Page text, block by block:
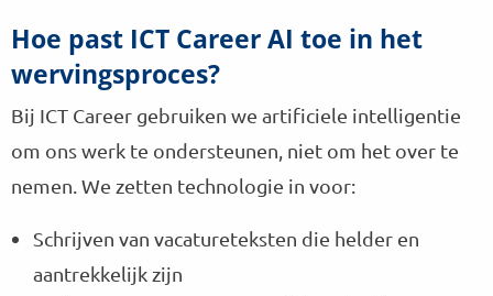
Hoe past ICT Career AI toe in het
wervingsproces?
Bij ICT Career gebruiken we artificiele intelligentie
om ons werk te ondersteunen, niet om het over te
nemen. We zetten technologie in voor:
Schrijven van vacatureteksten die helder en
aantrekkelijk zijn